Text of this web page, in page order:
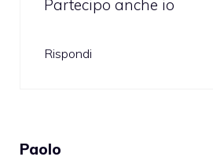
Partecipo anche io
Rispondi
Paolo